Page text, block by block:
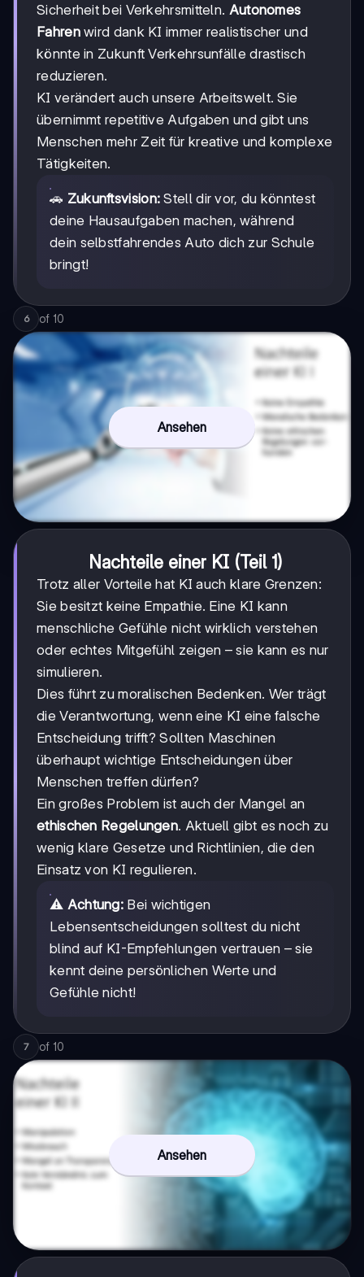
Sicherheit bei Verkehrsmitteln. Autonomes
Fahrenwird dank KI immer realistischer und
könnte in Zukunft Verkehrsunfälle drastisch
reduzieren.
KI verändert auch unsere Arbeitswelt. Sie
übernimmt repetitive Aufgaben und gibt uns
Menschen mehr Zeit für kreative und komplexe
Tätigkeiten.
🚗 Zukunftsvision: Stell dir vor, du könntest
deine Hausaufgaben machen, während
dein selbstfahrendes Auto dich zur Schule
bringt!
6 of 10
Ansehen
Nachteile einer KI (Teil 1)
Trotz aller Vorteile hat KI auch klare Grenzen:
Sie besitzt keine Empathie. Eine KI kann
menschliche Gefühle nicht wirklich verstehen
oder echtes Mitgefühl zeigen – sie kann es nur
simulieren.
Dies führt zu moralischen Bedenken. Wer trägt
die Verantwortung, wenn eine KI eine falsche
Entscheidung trifft? Sollten Maschinen
überhaupt wichtige Entscheidungen über
Menschen treffen dürfen?
Ein großes Problem ist auch der Mangel an
ethischen Regelungen. Aktuell gibt es noch zu
wenig klare Gesetze und Richtlinien, die den
Einsatz von KI regulieren.
⚠️ Achtung: Bei wichtigen
Lebensentscheidungen solltest du nicht
blind auf KI-Empfehlungen vertrauen – sie
kennt deine persönlichen Werte und
Gefühle nicht!
7 of 10
Ansehen